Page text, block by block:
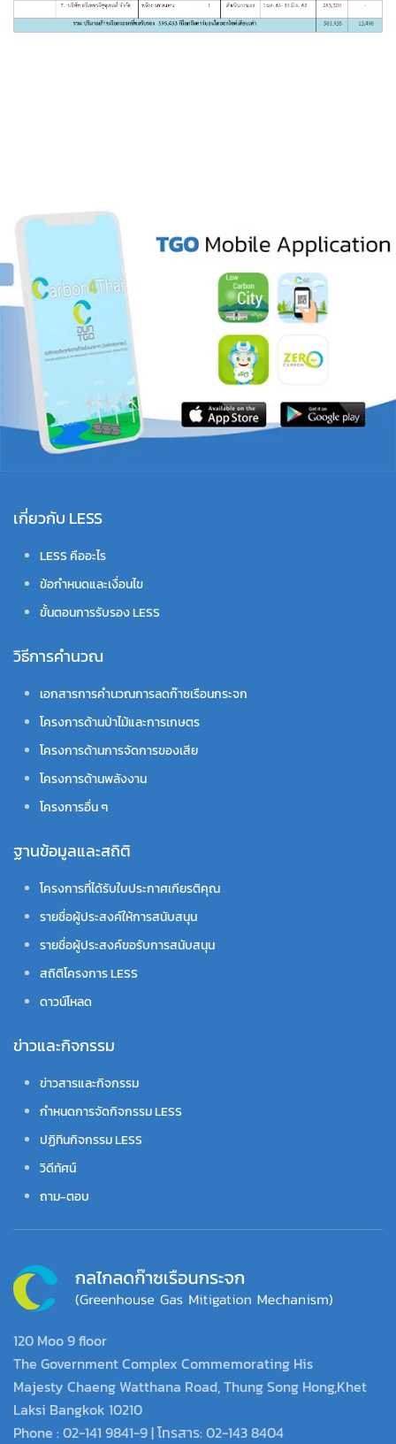
เกี่ยวกับ LESS
LESS คืออะไร
ข้อกำหนดและเงื่อนไข
ขั้นตอนการรับรอง LESS
วิธีการคำนวณ
เอกสารการคำนวณการลดก๊าซเรือนกระจก
โครงการด้านป่าไม้และการเกษตร
โครงการด้านการจัดการของเสีย
โครงการด้านพลังงาน
โครงการอื่น ๆ
ฐานข้อมูลและสถิติ
โครงการที่ได้รับใบประกาศเกียรติคุณ
รายชื่อผู้ประสงค์ให้การสนับสนุน
รายชื่อผู้ประสงค์ขอรับการสนับสนุน
สถิติโครงการ LESS
ดาวน์โหลด
ข่าวและกิจกรรม
ข่าวสารและกิจกรรม
กำหนดการจัดกิจกรรม LESS
ปฏิทินกิจกรรม LESS
วิดีทัศน์
ถาม-ตอบ
120 Moo 9 floor
The Government Complex Commemorating His
Majesty Chaeng Watthana Road, Thung Song Hong,Khet
Laksi Bangkok 10210
Phone : 02-141 9841-9 | โทรสาร: 02-143 8404